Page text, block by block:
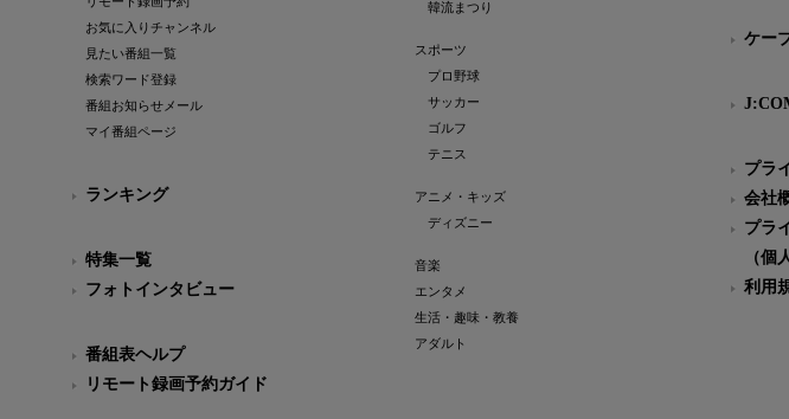
お気に入りチャンネル
見たい番組一覧
検索ワード登録
番組お知らせメール
マイ番組ページ
ランキング
特集一覧
フォトインタビュー
番組表ヘルプ
リモート録画予約ガイド
韓流まつり
スポーツ
プロ野球
サッカー
ゴルフ
テニス
アニメ・キッズ
ディズニー
音楽
エンタメ
生活・趣味・教養
アダルト
ケー
プラ
会社
プラ
（個
利用